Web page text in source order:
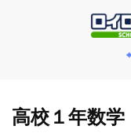
高校１年数学